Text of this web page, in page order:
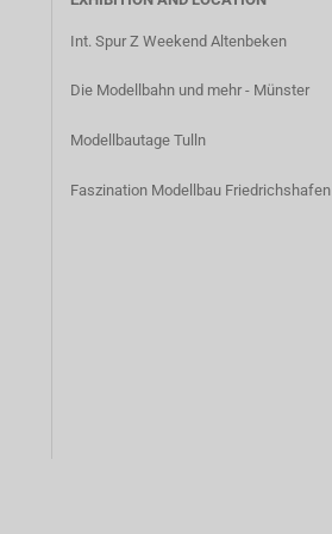
Int. Spur Z Weekend Altenbeken
Die Modellbahn und mehr - Münster
Modellbautage Tulln
Faszination Modellbau Friedrichshafen